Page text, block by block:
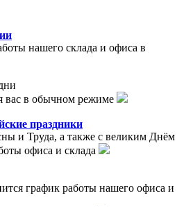
нашего склада и офиса в
вас в обычном режиме
праздники
и Труда, а также с великим Днём
офиса и склада
график работы нашего офиса и